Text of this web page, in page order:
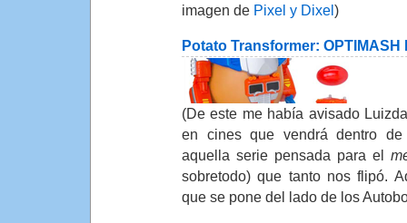
imagen de Pixel y Dixel)
Potato Transformer: OPTIMASH
(De este me había avisado
en cines que vendrá dentro
aquella serie pensada para el
sobretodo) que tanto nos flipó.
que se pone del lado de los